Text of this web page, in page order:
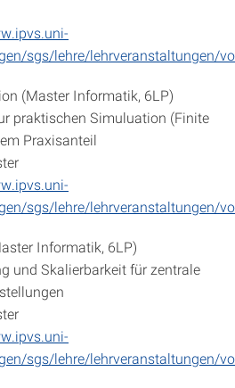
sgs/lehre/lehrveranstaltungen/
(Master Informatik, 6LP)
praktischen Simuluation (Finite
Praxisanteil
sgs/lehre/lehrveranstaltungen/
Informatik, 6LP)
und Skalierbarkeit für zentrale
sgs/lehre/lehrveranstaltungen/